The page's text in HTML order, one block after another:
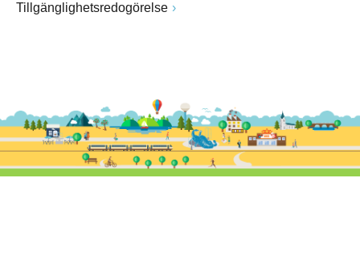
Tillgänglighetsredogörelse